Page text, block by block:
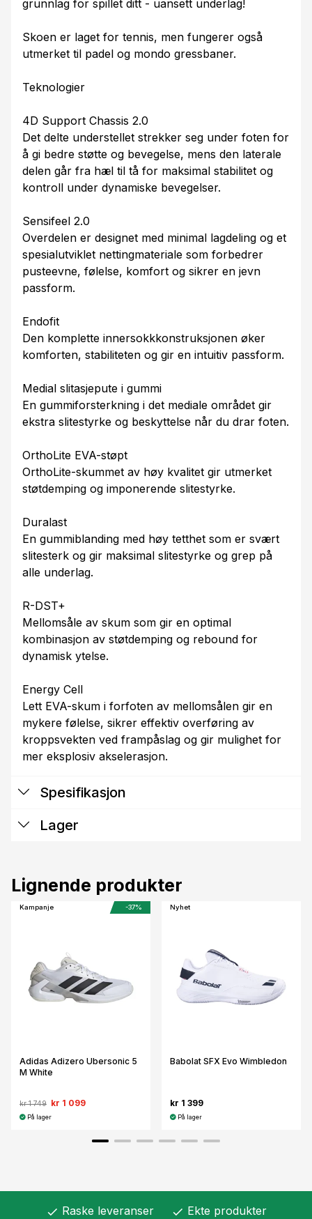
grunnlag for spillet ditt - uansett underlag!
Skoen er laget for tennis, men fungerer også
utmerket til padel og mondo gressbaner.
Teknologier
4D Support Chassis 2.0
Det delte understellet strekker seg under foten for
å gi bedre støtte og bevegelse, mens den laterale
delen går fra hæl til tå for maksimal stabilitet og
kontroll under dynamiske bevegelser.
Sensifeel 2.0
Overdelen er designet med minimal lagdeling og et
spesialutviklet nettingmateriale som forbedrer
pusteevne, følelse, komfort og sikrer en jevn
passform.
Endofit
Den komplette innersokkkonstruksjonen øker
komforten, stabiliteten og gir en intuitiv passform.
Medial slitasjepute i gummi
En gummiforsterkning i det mediale området gir
ekstra slitestyrke og beskyttelse når du drar foten.
OrthoLite EVA-støpt
OrthoLite-skummet av høy kvalitet gir utmerket
støtdemping og imponerende slitestyrke.
Duralast
En gummiblanding med høy tetthet som er svært
slitesterk og gir maksimal slitestyrke og grep på
alle underlag.
R-DST+
Mellomsåle av skum som gir en optimal
kombinasjon av støtdemping og rebound for
dynamisk ytelse.
Energy Cell
Lett EVA-skum i forfoten av mellomsålen gir en
mykere følelse, sikrer effektiv overføring av
kroppsvekten ved frampåslag og gir mulighet for
Spesifikasjon
Lager
Lignende produkter
Kampanje -37%
Adidas Adizero Ubersonic 5
M White
kr 1 749 kr 1 099
På lager
Nyhet
Babolat SFX Evo Wimbledon
kr 1 399
På lager
check Raske leveranser check Ekte produkter